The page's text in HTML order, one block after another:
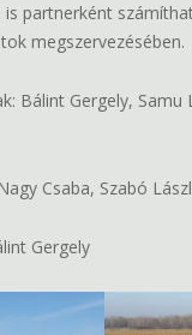
is partnerként
megszervezésében.
Bálint Gergely, Samu
Csaba, Szabó
Gergely